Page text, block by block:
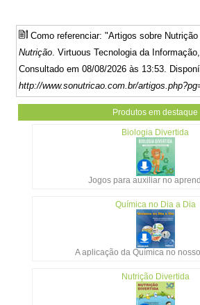
Como referenciar: "Artigos sobre
Nutrição. Virtuous Tecnologia da
Consultado em 08/08/2026 às 13:53.
http://www.sonutricao.com.br/
Produtos em destaque
Biologia Divertida
Jogos para auxiliar no
Química no Dia a Dia
A aplicação da Química no
Nutrição Divertida